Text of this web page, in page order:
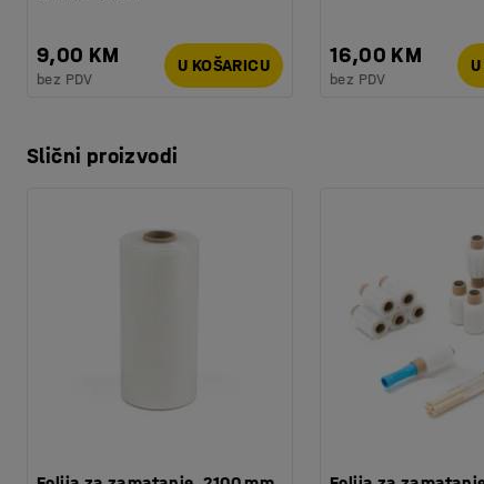
9,00 KM
bez PDV
U KOŠARICU 16,00 KM
bez PDV
Slični proizvodi